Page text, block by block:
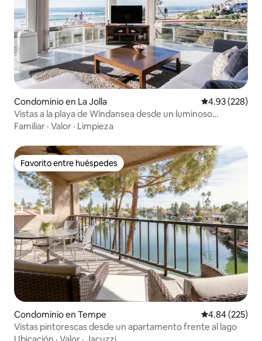
Condominio en La Jolla Calificación
4.93 (228)
Vistas a la playa de Windansea desde un luminoso
apartamento
Familiar · Valor · Limpieza
Favorito entre huéspedes
Favorito entre huéspedes
Condominio en Tempe Calificación
4.84 (225)
Vistas pintorescas desde un apartamento frente al lago